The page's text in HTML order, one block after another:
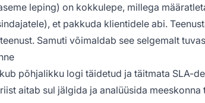
leping) on kokkulepe, millega
et pakkuda klientidele abi.
Samuti võimaldab see selgemalt
põhjalikku logi täidetud ja täitmata SLA-
aitab sul jälgida ja analüüsida